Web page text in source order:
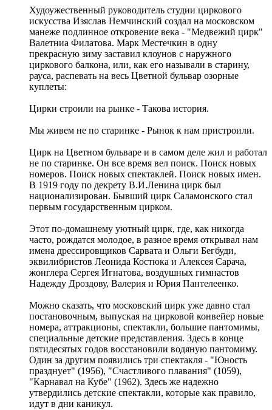
Худоужественный руководитель студии циркового
искусства Изяслав Немчинский создал на московском
манеже подлинное откровение века - "Медвежий цирк"
Валетниа Филатова. Марк Местечкин в одну
прекрасную зиму заставил клоунов с наружного
циркового балкона, или, как его называли в старину,
рауса, распевать на весь Цветной бульвар озорные
куплеты:
Цирки строили на рынке - Такова история.
Мы живем не по старинке - Рынок к нам пристроили.
Цирк на Цветном бульваре и в самом деле жил и работал
не по старинке. Он все время вел поиск. Поиск новых
номеров. Поиск новых спектаклей. Поиск новых имен.
В 1919 году по декрету В.И.Ленина цирк был
национализирован. Бывший цирк Саламонского стал
первым государственным цирком.
Этот по-домашнему уютный цирк, где, как никогда
часто, рождатся молодое, в разное время открывал нам
имена дрессировщиков Сарвата и Ольги Бегбуди,
эквилибристов Леонида Костюка и Алексея Сарача,
жонглера Сергея Игнатова, воздушных гимнастов
Надежду Дроздову, Валерия и Юрия Пантелеенко.
Можно сказать, что московский цирк уже давно стал
постановочным, выпуская на цирковой конвейер новые
номера, аттракционы, спектакли, большие пантомимы,
специальные детские представления. Здесь в конце
пятидесятых годов восстановили водяную пантомиму.
Один за другим появились три спектакля - "Юность
празднует" (1956), "Счастливого плавания" (1059),
"Карнавал на Кубе" (1962). Здесь же надежно
утвердились детские спектакли, которые как правило,
идут в дни каникул.